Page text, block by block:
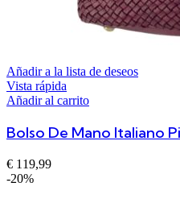
Añadir a la lista de deseos
Vista rápida
Añadir al carrito
€ 119,99
-20%